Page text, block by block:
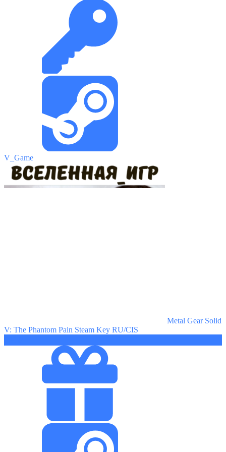
V_Game
Metal Gear Solid
V: The Phantom Pain Steam Key RU/CIS